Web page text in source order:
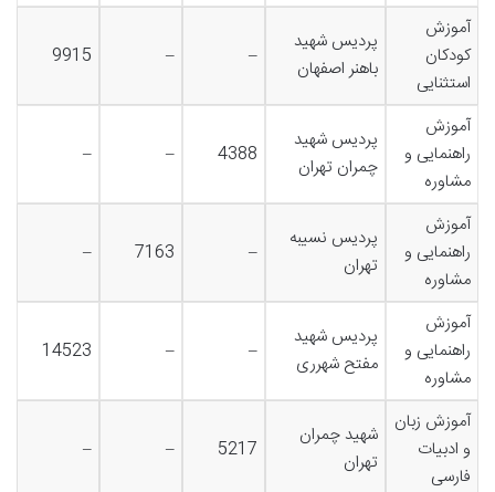
آموزش
کودکان
استثنایی
پردیس شهید
باهنر اصفهان
–
–
9915
آموزش
راهنمایی و
مشاوره
پردیس شهید
چمران تهران
4388
–
–
آموزش
راهنمایی و
مشاوره
پردیس نسیبه
تهران
–
7163
–
آموزش
راهنمایی و
مشاوره
پردیس شهید
مفتح شهرری
–
–
14523
آموزش زبان
و ادبیات
فارسی
شهید چمران
تهران
5217
–
–